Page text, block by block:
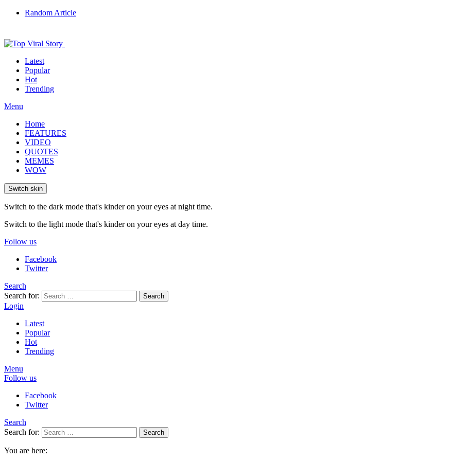
Random Article
Latest
Popular
Hot
Trending
Menu
Home
FEATURES
VIDEO
QUOTES
MEMES
WOW
Switch skin
Switch to the dark mode that's kinder on your eyes at night time.
Switch to the light mode that's kinder on your eyes at day time.
Follow us
Facebook
Twitter
Search
Search for:
Search
Login
Latest
Popular
Hot
Trending
Menu
Follow us
Facebook
Twitter
Search
Search for:
Search
You are here: